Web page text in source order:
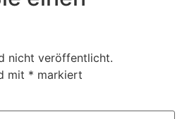
nicht veröffentlicht.
mit * markiert